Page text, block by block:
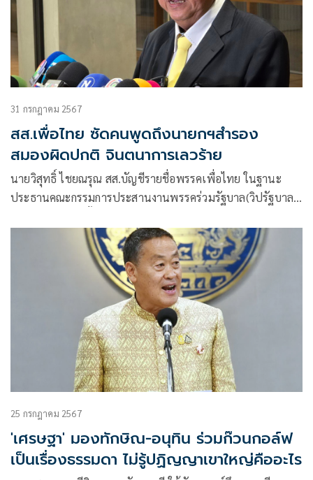
31 กรกฎาคม 2567
สส.เพื่อไทย ซัดคนพูดถึงนายกฯสำรอง
สมองผิดปกติ จินตนาการเลวร้าย
นายวิสุทธิ์ ไชยณรุณ สส.บัญชีรายชื่อพรรคเพื่อไทย ในฐานะ
ประธานคณะกรรมการประสานงานพรรคร่วมรัฐบาล(วิปรัฐบาล)
ต่างๆที่เกี่ยวข้องแล้ว การแต่งตั้งเป็นไปด้วยเจตนาบริสุทธิ์
25 กรกฎาคม 2567
'เศรษฐา' มองทักษิณ-อนุทิน ร่วมก๊วนกอล์ฟ
เป็นเรื่องธรรมดา ไม่รู้ปฏิญญาเขาใหญ่คืออะไร